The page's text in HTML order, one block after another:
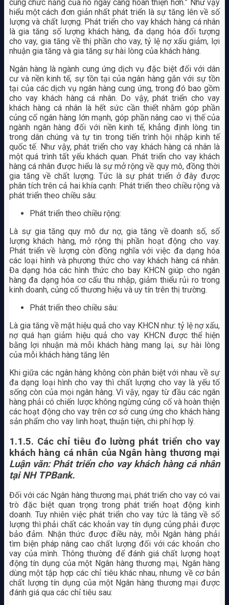
cùng chức năng của nó ngày càng hoàn thiện hơn.” Như vậy
hiểu một cách đơn giản nhất phát triển là sự tăng lên về số
lượng và chất lượng. Phát triển cho vay khách hàng cá nhân
là gia tăng số lượng khách hàng, đa dạng hóa đối tượng
cho vay, gia tăng về thị phần cho vay, tỷ lệ nợ xấu giảm, lợi
nhuận gia tăng và gia tăng sự hài lòng của khách hàng.
Ngân hàng là ngành cung ứng dịch vụ đặc biệt đối với dân
cư và nền kinh tế, sự tồn tại của ngân hàng gắn với sự tồn
tại của các dịch vụ ngân hàng cung ứng, trong đó bao gồm
cho vay khách hàng cá nhân. Do vậy, phát triển cho vay
khách hàng cá nhân là hết sức cần thiết nhằm góp phần
củng cố ngân hàng lớn mạnh, góp phần nâng cao vị thế của
ngành ngân hàng đối với nền kinh tế, khẳng định lòng tin
trong dân chúng và tự tin trong tiến trình hội nhập kinh tế
quốc tế. Như vậy, phát triển cho vay khách hàng cá nhân là
một quá trình tất yếu khách quan. Phát triển cho vay khách
hàng cá nhân được hiểu là sự mở rộng về quy mô, đồng thời
gia tăng về chất lượng. Tức là sự phát triển ở đây được
phân tích trên cả hai khía cạnh: Phát triển theo chiều rộng và
phát triển theo chiều sâu:
Phát triển theo chiều rộng:
Là sự gia tăng quy mô dư nợ, gia tăng về doanh số, số
lượng khách hàng, mở rộng thị phần hoạt động cho vay.
Phát triển về lượng còn đồng nghĩa với việc đa dạng hóa
các loại hình và phương thức cho vay khách hàng cá nhân.
Đa dạng hóa các hình thức cho bay KHCN giúp cho ngân
hàng đa dạng hóa cơ cấu thu nhập, giảm thiểu rủi ro trong
kinh doanh, củng cố thương hiệu và uy tín trên thị trường.
Phát triển theo chiều sâu:
Là gia tăng về mặt hiệu quả cho vay KHCN như: tỷ lệ nợ xấu,
nợ quá hạn giảm hiệu quả cho vay KHCN được thể hiện
bằng lợi nhuận mà mỗi khách hàng mang lại, sự hài lòng
của mỗi khách hàng tăng lên
Khi giữa các ngân hàng không còn phân biệt với nhau về sự
đa dạng loại hình cho vay thì chất lượng cho vay là yếu tố
sống còn của mọi ngân hàng. Vì vậy, ngay từ đầu các ngân
hàng phải có chiến lược không ngừng củng cố và hoàn thiện
các hoạt động cho vay trên cơ sở cung ứng cho khách hàng
sản phẩm cho vay linh hoạt, thuận tiện, chi phí hợp lý.
1.1.5. Các chỉ tiêu đo lường phát triển cho vay
khách hàng cá nhân của Ngân hàng thương mại
Luận văn: Phát triển cho vay khách hàng cá nhân
tại NH TPBank.
Đối với các Ngân hàng thương mại, phát triển cho vay có vai
trò đặc biệt quan trọng trong phát triển hoạt động kinh
doanh. Tuy nhiên việc phát triển cho vay tức là tăng về số
lượng thì phải chất các khoản vay tín dụng củng phải được
bảo đảm. Nhận thức được điều này, mỗi Ngân hàng phải
tìm biện pháp nâng cao chất lượng đối với các khoản cho
vay của mình. Thông thường để đánh giá chất lượng hoạt
động tín dụng của một Ngân hàng thương mại, Ngân hàng
dùng một tập hợp các chỉ tiêu khác nhau, nhưng về cơ bản
chất lượng tín dụng của một Ngân hàng thương mại được
đánh giá qua các chỉ tiêu sau: